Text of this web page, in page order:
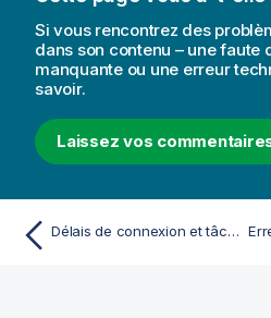
Si vous rencontrez des
dans son contenu – une faute
manquante ou une erreur
savoir.
Laissez vos
Délais de connexion et tâches longues